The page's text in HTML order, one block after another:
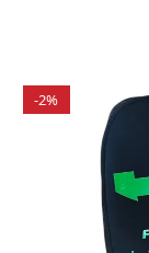
-2%